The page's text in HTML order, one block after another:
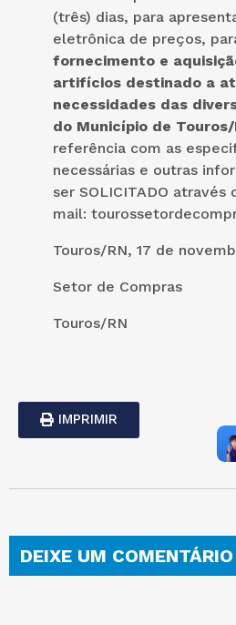
(três) dias, para
eletrônica de preços,
fornecimento e
artifícios destinado a
necessidades das
do Município de Touros/
referência com as
necessárias e outras
ser SOLICITADO através
mail:
Touros/RN, 17 de
Setor de Compras
Touros/RN
IMPRIMIR
DEIXE UM COMENTÁRIO